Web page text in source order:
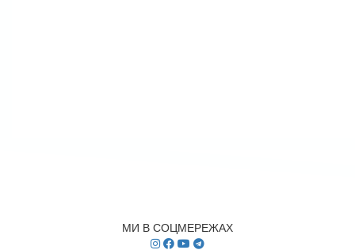
МИ В СОЦМЕРЕЖАХ